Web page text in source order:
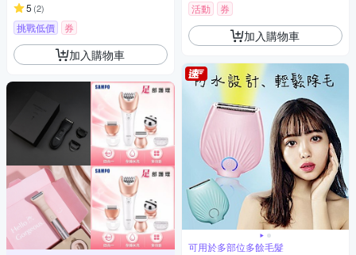
5 (2)
挑戰低價 券
加入購物車
活動 券
加入購物車
可用於多部位多餘毛髮